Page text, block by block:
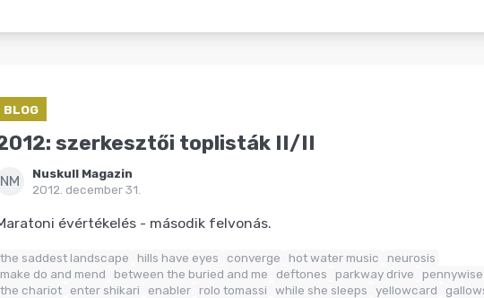
BLOG
szerkesztői toplisták II/II
NM
Nuskull Magazin
2012. december 31.
évértékelés - második felvonás.
the saddest landscape hills have eyes converge hot water music
neurosis
make do and mend
between the buried and me deftones parkway drive
pennywise
the chariot enter shikari enabler rolo tomassi while she sleeps yellowcard